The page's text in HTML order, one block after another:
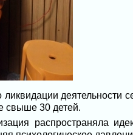
деятельности
свыше 30 детей.
распространяла